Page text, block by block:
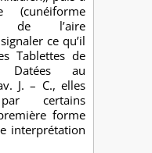
(cunéiforme
de l’aire
ce qu’il
Tablettes de
Datées au
J. – C., elles
certains
forme
interprétation